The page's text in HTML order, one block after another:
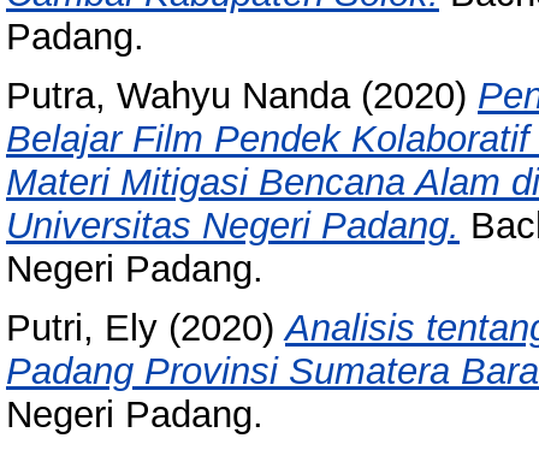
Padang.
Putra, Wahyu Nanda(2020)
Belajar Film Pendek
Materi Mitigasi Bencana Alam
Universitas Negeri Padang.
Negeri Padang.
Putri, Ely (2020)Analisis
Padang Provinsi Sumatera
Negeri Padang.